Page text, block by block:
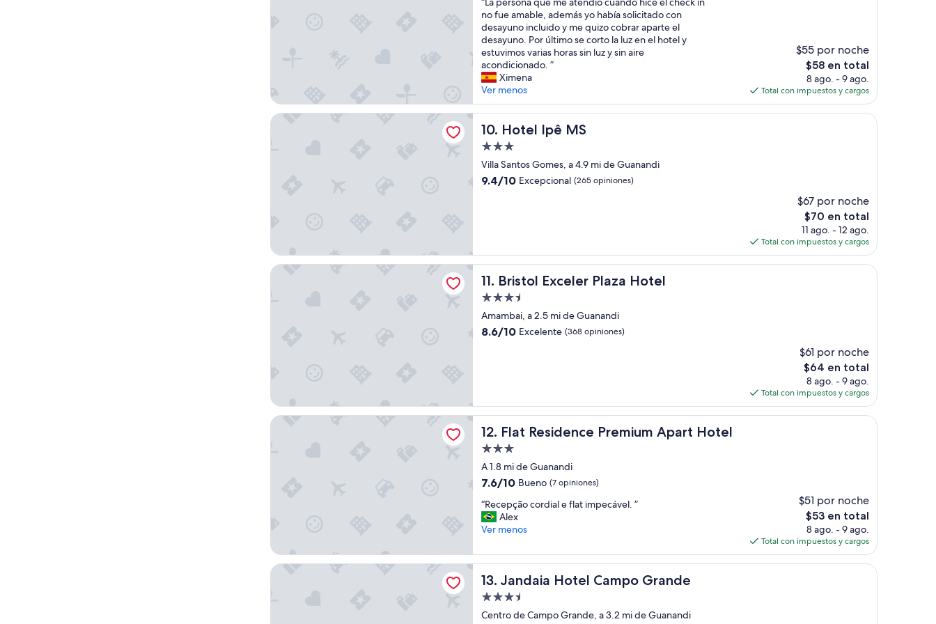
m
s
.
”
10,
Muy
bueno,
(734
opiniones)
L
a
p
e
r
s
o
n
a
q
e
m
e
i
o
c
u
a
n
d
o
l
c
h
e
c
k
n
n
o
u
e
a
m
a
b
no fue amable, además yo había solicitado con
desayuno incluido y me quizo cobrar aparte el
desayuno. Por último se corto la luz en el hotel y
estuvimos varias horas sin luz y sin aire
acondicionado. ”
Ximena
Ver menos
$55 por noche
El
precio
actual
es
de
$58 en total
8 ago. - 9 ago.
Total con impuestos y cargos
10. Hotel Ipê MS
Hotel Ipê MS
Propiedad
de
3.0
Villa Santos Gomes, a 4.9 mi de Guanandi
9.4
9.4/10 Excepcional (265 opiniones)
$67 por noche
El
precio
actual
es
de
$70 en total
11 ago. - 12 ago.
Total con impuestos y cargos
Hotel Ipê MS
11. Bristol Exceler Plaza Hotel
Bristol Exceler Plaza Hotel
Propiedad
de
3.5
Amambai, a 2.5 mi de Guanandi
8.6
8.6/10 Excelente (368 opiniones)
$61 por noche
El
precio
actual
es
de
$64 en total
8 ago. - 9 ago.
Total con impuestos y cargos
Bristol Exceler Plaza Hotel
12. Flat Residence Premium Apart Hotel
Flat Residence Premium Apart Hotel
Propiedad
de
3.0
A 1.8 mi de Guanandi
7.6
10,
Bueno,
(7
7.6/10 Bueno (7 opiniones)
“
R
e
e
p
ç
o
c
“Recepção cordial e flat impecável. ”
Alex
Ver menos
$51 por noche
El
precio
actual
es
de
$53 en total
8 ago. - 9 ago.
Total con impuestos y cargos
Flat Residence Premium Apart Hotel
13. Jandaia Hotel Campo Grande
Jandaia Hotel Campo Grande
Propiedad
de
Centro de Campo Grande, a 3.2 mi de Guanandi
Jandaia Hotel Campo Grande